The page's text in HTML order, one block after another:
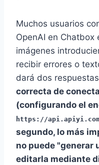
Muchos usuarios
OpenAI en Chatbox
imágenes
recibir errores o
dará dos
correcta de
(configurando el
https://
segundo, lo más
no puede "generar
editarla mediante